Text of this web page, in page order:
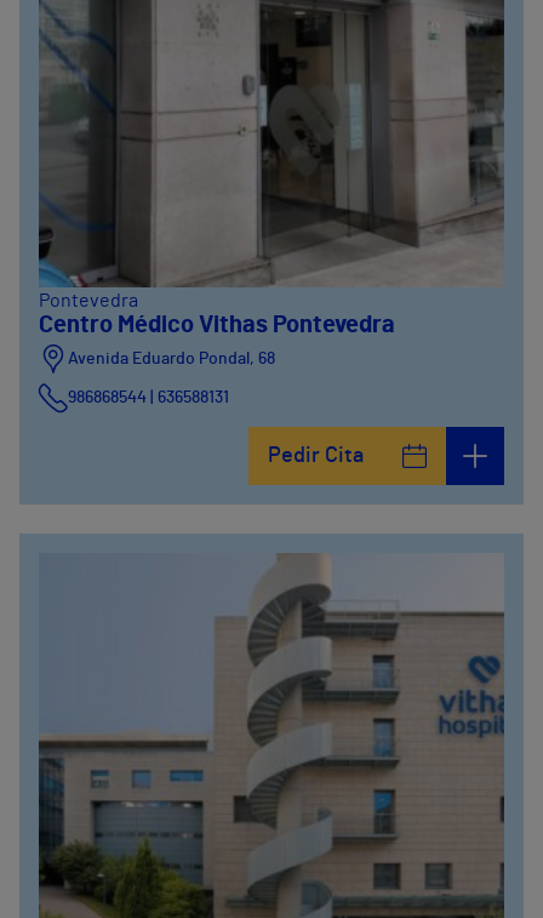
Pontevedra
Centro Médico Vithas Pontevedra
Avenida Eduardo Pondal, 68
986868544 | 636588131
Pedir Cita